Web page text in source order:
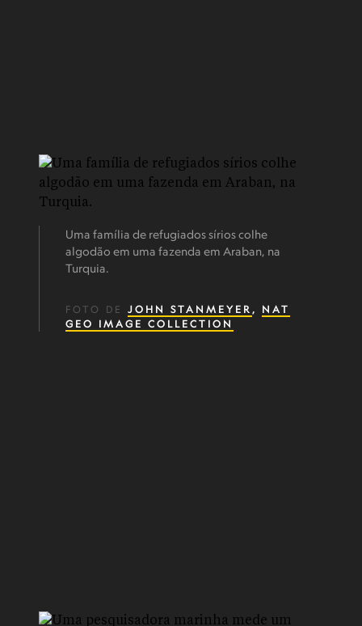
Uma família de refugiados sírios colhe
algodão em uma fazenda em Araban, na
Turquia.
FOTO DE JOHN STANMEYER , NAT
GEO IMAGE COLLECTION